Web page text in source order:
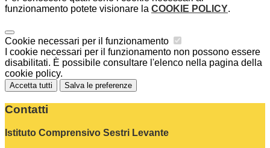
funzionamento potete visionare la COOKIE POLICY.
Cookie necessari per il funzionamento
I cookie necessari per il funzionamento non possono essere
disabilitati. È possibile consultare l'elenco nella pagina della
cookie policy.
Accetta tutti Salva le preferenze
Contatti
Istituto Comprensivo Sestri Levante